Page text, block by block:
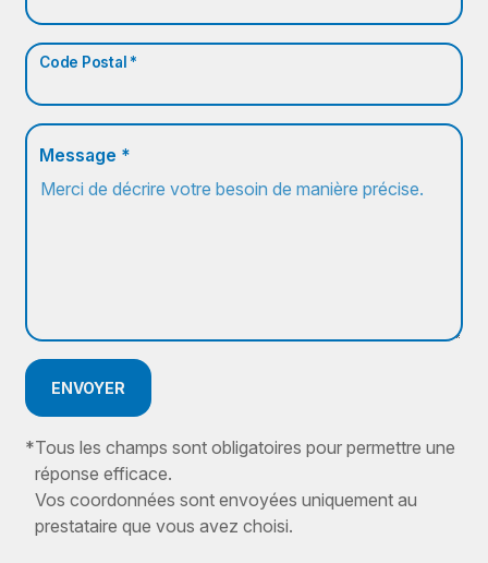
Code Postal *
Message *
ENVOYER
*Tous les champs sont obligatoires pour permettre une
réponse efficace.
Vos coordonnées sont envoyées uniquement au
prestataire que vous avez choisi.